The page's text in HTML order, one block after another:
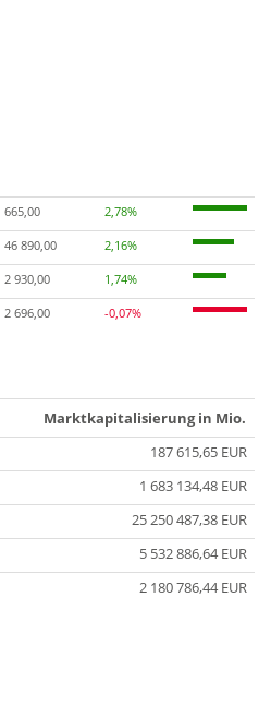
665,00 2,78%
46 890,00 2,16%
2 930,00 1,74%
2 696,00 -0,07%
Marktkapitalisierung in Mio.
187 615,65 EUR
1 683 134,48 EUR
25 250 487,38 EUR
5 532 886,64 EUR
2 180 786,44 EUR